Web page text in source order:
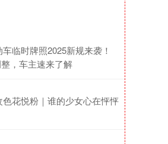
临时牌照2025新规来袭！
，车主速来了解
花悦粉｜谁的少女心在怦怦